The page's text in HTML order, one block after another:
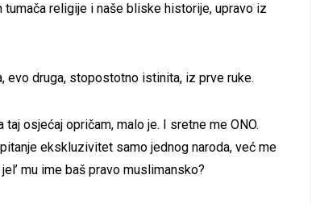
religije i naše bliske historije, upravo iz
evo druga, stopostotno istinita, iz prve ruke.
osjećaj opričam, malo je. I sretne me ONO.
ekskluzivitet samo jednog naroda, već me
mu ime baš pravo muslimansko?